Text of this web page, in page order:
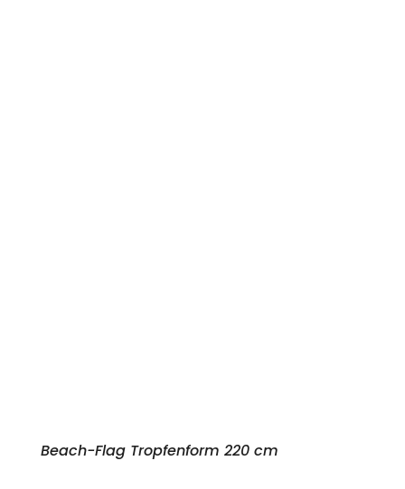
Beach-Flag Tropfenform 220 cm